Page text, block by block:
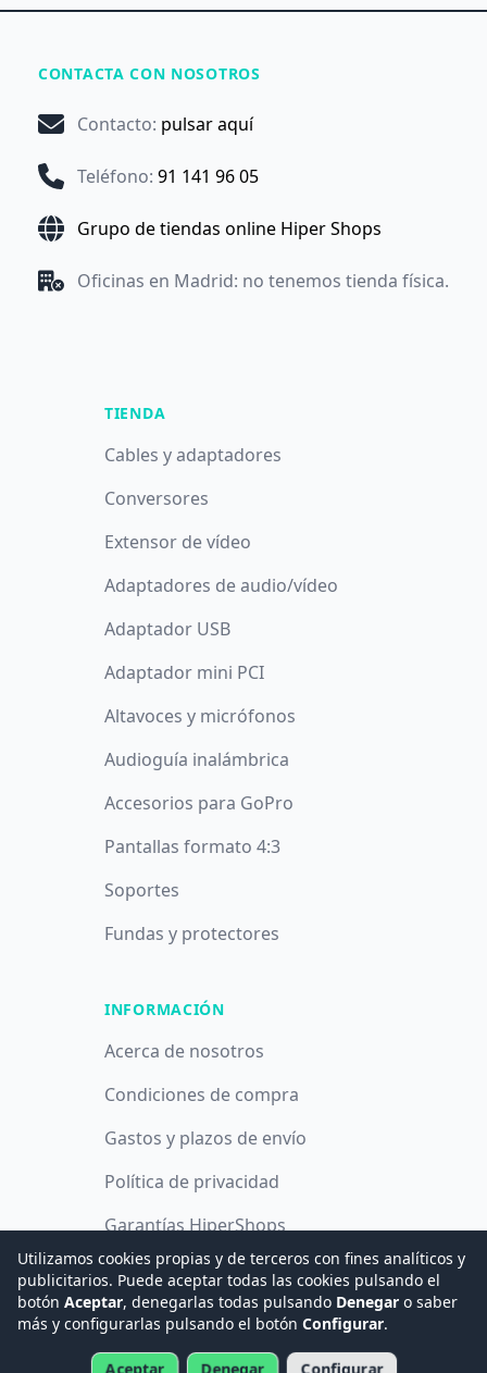
CONTACTA CON NOSOTROS
Contacto: pulsar aquí
Teléfono: 91 141 96 05
Grupo de tiendas online Hiper Shops
Oficinas en Madrid: no tenemos tienda física.
TIENDA
Cables y adaptadores
Conversores
Extensor de vídeo
Adaptadores de audio/vídeo
Adaptador USB
Adaptador mini PCI
Altavoces y micrófonos
Audioguía inalámbrica
Accesorios para GoPro
Pantallas formato 4:3
Soportes
Fundas y protectores
INFORMACIÓN
Acerca de nosotros
Condiciones de compra
Gastos y plazos de envío
Política de privacidad
Garantías HiperShops
Política de cookies
© 2008 -2026Hogar Digital e Inmótica Ingenieros, S.L.
Utilizamos cookies propias y de terceros con fines analíticos y
publicitarios. Puede aceptar todas las cookies pulsando el
botón Aceptar, denegarlas todas pulsando Denegar o saber
más y configurarlas pulsando el botón Configurar.